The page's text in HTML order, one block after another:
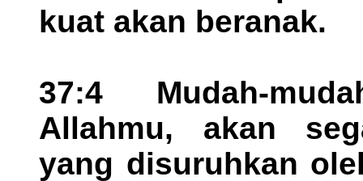
kuat akan beranak.
37:4 Mudah-
Allahmu, akan
yang disuruhkan